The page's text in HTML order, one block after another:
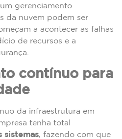
gerenciamento
da nuvem podem ser
a acontecer as falhas
de recursos e a
contínuo para
da infraestrutura em
tenha total
sistemas, fazendo com que